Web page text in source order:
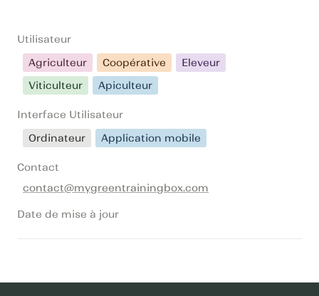
Utilisateur
Agriculteur
Coopérative
Eleveur
Viticulteur
Apiculteur
Interface Utilisateur
Ordinateur
Application mobile
Contact
contact@mygreentrainingbox.com
Date de mise à jour